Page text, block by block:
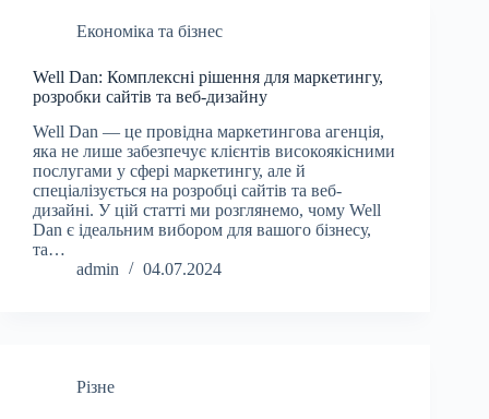
Економіка та бізнес
Well Dan: Комплексні рішення для маркетингу,
розробки сайтів та веб-дизайну
Well Dan — це провідна маркетингова агенція,
яка не лише забезпечує клієнтів високоякісними
послугами у сфері маркетингу, але й
спеціалізується на розробці сайтів та веб-
дизайні. У цій статті ми розглянемо, чому Well
Dan є ідеальним вибором для вашого бізнесу,
та…
admin
04.07.2024
Різне